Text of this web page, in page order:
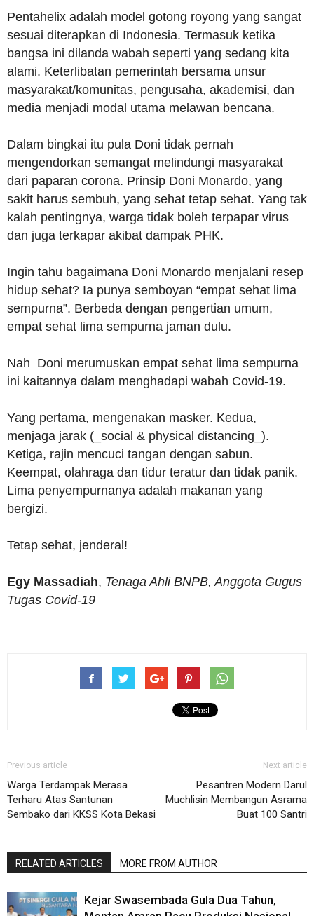
Pentahelix adalah model gotong royong yang sangat
sesuai diterapkan di Indonesia. Termasuk ketika
bangsa ini dilanda wabah seperti yang sedang kita
alami. Keterlibatan pemerintah bersama unsur
masyarakat/komunitas, pengusaha, akademisi, dan
media menjadi modal utama melawan bencana.
Dalam bingkai itu pula Doni tidak pernah
mengendorkan semangat melindungi masyarakat
dari paparan corona. Prinsip Doni Monardo, yang
sakit harus sembuh, yang sehat tetap sehat. Yang tak
kalah pentingnya, warga tidak boleh terpapar virus
dan juga terkapar akibat dampak PHK.
Ingin tahu bagaimana Doni Monardo menjalani resep
hidup sehat? Ia punya semboyan “empat sehat lima
sempurna”. Berbeda dengan pengertian umum,
empat sehat lima sempurna jaman dulu.
Nah Doni merumuskan empat sehat lima sempurna
ini kaitannya dalam menghadapi wabah Covid-19.
Yang pertama, mengenakan masker. Kedua,
menjaga jarak (_social & physical distancing_).
Ketiga, rajin mencuci tangan dengan sabun.
Keempat, olahraga dan tidur teratur dan tidak panik.
Lima penyempurnanya adalah makanan yang
bergizi.
Tetap sehat, jenderal!
Egy Massadiah, Tenaga Ahli BNPB, Anggota Gugus
Tugas Covid-19
Previous article
Warga Terdampak Merasa
Terharu Atas Santunan
Sembako dari KKSS Kota Bekasi
Next article
Pesantren Modern Darul
Muchlisin Membangun Asrama
Buat 100 Santri
RELATED ARTICLES MORE FROM AUTHOR
Kejar Swasembada Gula Dua Tahun,